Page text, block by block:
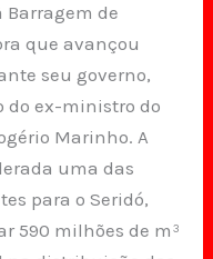
Barragem de
que avançou
seu governo,
do ex-ministro do
Marinho. A
uma das
para o Seridó,
590 milhões de m³